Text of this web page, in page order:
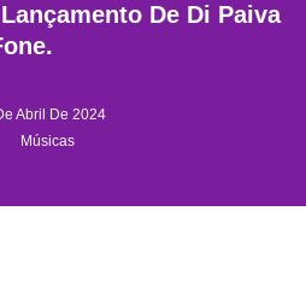
De Di Paiva
Abril De 2024
Músicas